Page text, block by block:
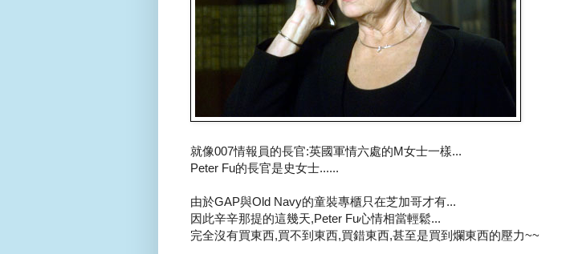
就像007情報員的長官:英國軍情六處的M女士一樣...
Peter Fu的長官是史女士......
由於GAP與Old Navy的童裝專櫃只在芝加哥才有...
因此辛辛那提的這幾天,Peter Fu心情相當輕鬆...
完全沒有買東西,買不到東西,買錯東西,甚至是買到爛東西的壓力~~